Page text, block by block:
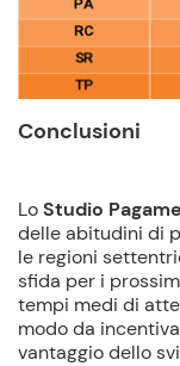
Conclusioni
LoStudio
delle abitudini di
le regioni
sfida per i
tempi medi di
modo da
vantaggio dello